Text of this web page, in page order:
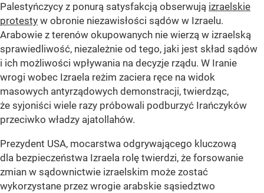
Palestyńczycy z ponurą satysfakcją obserwują izraelskie
protesty w obronie niezawisłości sądów w Izraelu.
Arabowie z terenów okupowanych nie wierzą w izraelską
sprawiedliwość, niezależnie od tego, jaki jest skład sądów
i ich możliwości wpływania na decyzje rządu. W Iranie
wrogi wobec Izraela reżim zaciera ręce na widok
masowych antyrządowych demonstracji, twierdząc,
że syjoniści wiele razy próbowali podburzyć Irańczyków
przeciwko władzy ajatollahów.
Prezydent USA, mocarstwa odgrywającego kluczową
dla bezpieczeństwa Izraela rolę twierdzi, że forsowanie
zmian w sądownictwie izraelskim może zostać
wykorzystane przez wrogie arabskie sąsiedztwo